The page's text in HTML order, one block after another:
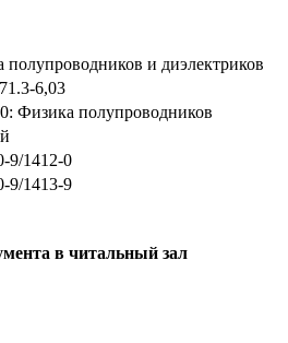
полупроводников и диэлектриков
6,03
Физика полупроводников
9/1412-0
9/1413-9
в читальный зал